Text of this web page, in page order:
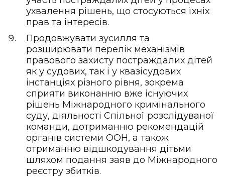
ухвалення рішень, що стосуються їхніх
прав та інтересів.
Продовжувати зусилля та
розширювати перелік механізмів
правового захисту постраждалих дітей
як у судових, так і у квазісудових
інстанціях різного рівня, зокрема
сприяти виконанню вже існуючих
рішень Міжнародного кримінального
суду, діяльності Спільної розслідуваної
команди, дотриманню рекомендацій
органів системи ООН, а також
отриманню відшкодування дітьми
шляхом подання заяв до Міжнародного
реєстру збитків.